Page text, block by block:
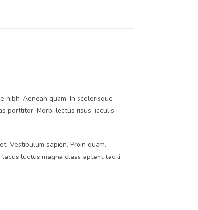
nibh. Aenean quam. In scelerisque
porttitor. Morbi lectus risus, iaculis
Vestibulum sapien. Proin quam.
luctus magna class aptent taciti